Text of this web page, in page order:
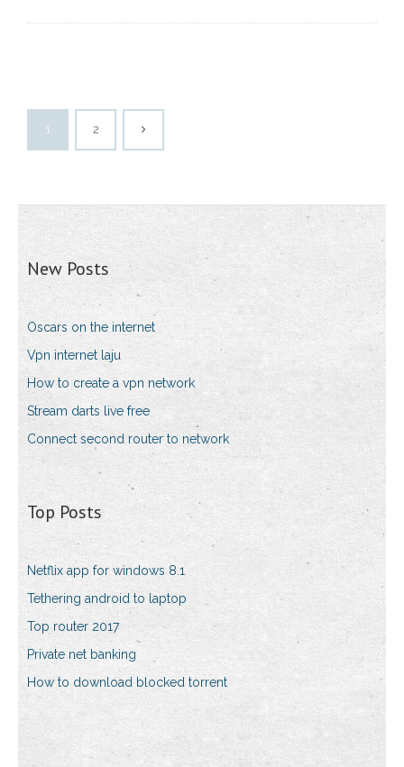
1 2
New Posts
Oscars on the internet
Vpn internet laju
How to create a vpn network
Stream darts live free
Connect second router to network
Top Posts
Netflix app for windows 8.1
Tethering android to laptop
Top router 2017
Private net banking
How to download blocked torrent